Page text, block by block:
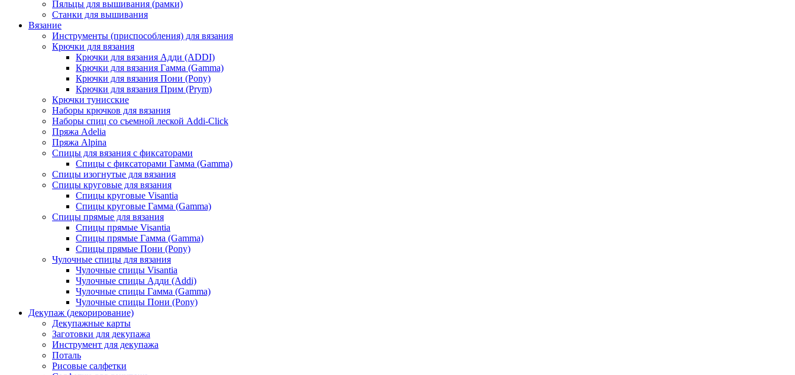
Пяльцы для вышивания (рамки)
Станки для вышивания
Вязание
Инструменты (приспособления) для вязания
Крючки для вязания
Крючки для вязания Адди (ADDI)
Крючки для вязания Гамма (Gamma)
Крючки для вязания Пони (Pony)
Крючки для вязания Прим (Prym)
Крючки тунисские
Наборы крючков для вязания
Наборы спиц со съемной леской Addi-Click
Пряжа Adelia
Пряжа Alpina
Спицы для вязания с фиксаторами
Спицы с фиксаторами Гамма (Gamma)
Спицы изогнутые для вязания
Спицы круговые для вязания
Спицы круговые Visantia
Спицы круговые Гамма (Gamma)
Спицы прямые для вязания
Спицы прямые Visantia
Спицы прямые Гамма (Gamma)
Спицы прямые Пони (Pony)
Чулочные спицы для вязания
Чулочные спицы Visantia
Чулочные спицы Адди (Addi)
Чулочные спицы Гамма (Gamma)
Чулочные спицы Пони (Pony)
Декупаж (декорирование)
Декупажные карты
Заготовки для декупажа
Инструмент для декупажа
Поталь
Рисовые салфетки